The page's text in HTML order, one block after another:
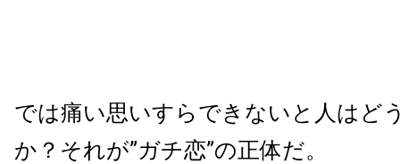
では痛い思いすらできないと人はど
か？それが”ガチ恋”の正体だ。